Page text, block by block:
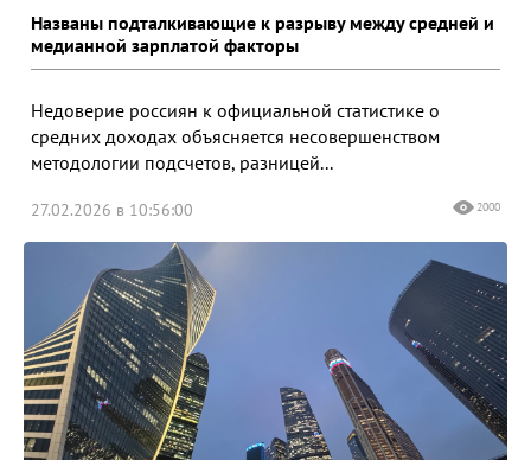
Названы подталкивающие к разрыву между средней и
медианной зарплатой факторы
Недоверие россиян к официальной статистике о
средних доходах объясняется несовершенством
методологии подсчетов, разницей...
27.02.2026 в 10:56:00 2000